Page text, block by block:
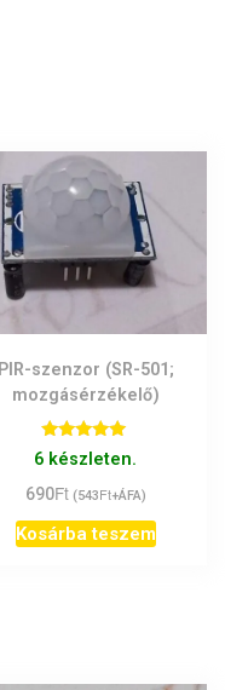
PIR-szenzor (SR-501;
mozgásérzékelő)
Értékelés:
5.00
6 készleten.
690Ft (543Ft+ÁFA)
Kosárba teszem